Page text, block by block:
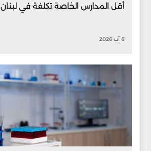
أقل المدارس الخاصة تكلفة في لبنان
6 آب 2026